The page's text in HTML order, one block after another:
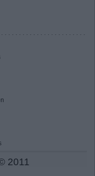
2011